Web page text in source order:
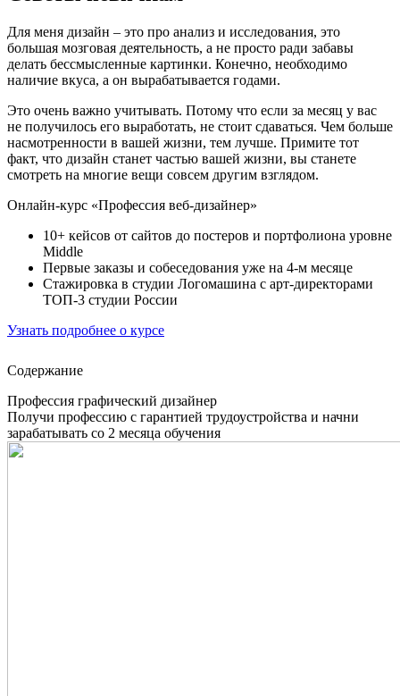
Для меня дизайн – это про анализ и исследования, это
большая мозговая деятельность, а не просто ради забавы
делать бессмысленные картинки. Конечно, необходимо
наличие вкуса, а он вырабатывается годами.
Это очень важно учитывать. Потому что если за месяц у вас
не получилось его выработать, не стоит сдаваться. Чем больше
насмотренности в вашей жизни, тем лучше. Примите тот
факт, что дизайн станет частью вашей жизни, вы станете
смотреть на многие вещи совсем другим взглядом.
Онлайн-курс «Профессия веб-дизайнер»
10+ кейсов от сайтов до постеров и портфолиона уровне
Middle
Первые заказы и собеседования уже на 4-м месяце
Стажировка в студии Логомашина с арт-директорами
ТОП-3 студии России
Узнать подробнее о курсе
Содержание
Профессия графический дизайнер
Получи профессию с гарантией трудоустройства и начни
зарабатывать со 2 месяца обучения